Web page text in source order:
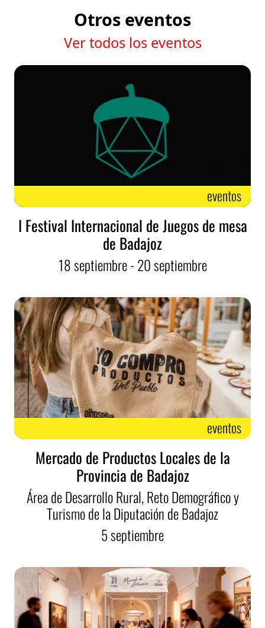
Otros eventos
Ver todos los eventos
eventos
I Festival Internacional de Juegos de mesa
de Badajoz
18septiembre- 20septiembre
eventos
Mercado de Productos Locales de la
Provincia de Badajoz
Área de Desarrollo Rural, Reto Demográfico y
Turismo de la Diputación de Badajoz
5septiembre